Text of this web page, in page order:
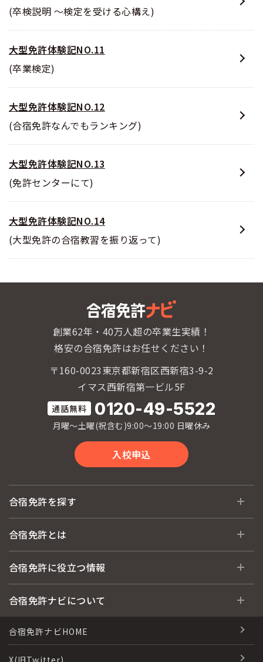
(卒検説明 ～検定を受ける心構え)
大型免許体験記NO.11
(卒業検定)
大型免許体験記NO.12
(合宿免許なんでもランキング)
大型免許体験記NO.13
(免許センターにて)
大型免許体験記NO.14
(大型免許の合宿教習を振り返って)
創業62年・40万人超の卒業生実績！
格安の合宿免許はお任せください！
〒160-0023東京都新宿区西新宿3-9-2
イマス西新宿第一ビル5F
0120-49-5522
月曜〜土曜(祝含む)9:00〜19:00 日曜休み
入校申込
合宿免許を探す
全国 教習所一覧
運転免許の種類(車種)
格安シーズン料金
合宿免許とは
合宿免許とは
合宿免許選びのアドバイス
合宿免許の入校までの流れ
合宿免許に役立つ情報
合宿免許に役立つ情報
合宿免許ナビについて
会社情報・代表メッセージ
会社概要
合宿免許ナビHOME